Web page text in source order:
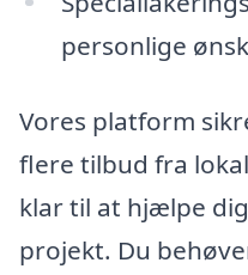
personlige
Vores platform
flere tilbud fra
klar til at hjælpe
projekt. Du